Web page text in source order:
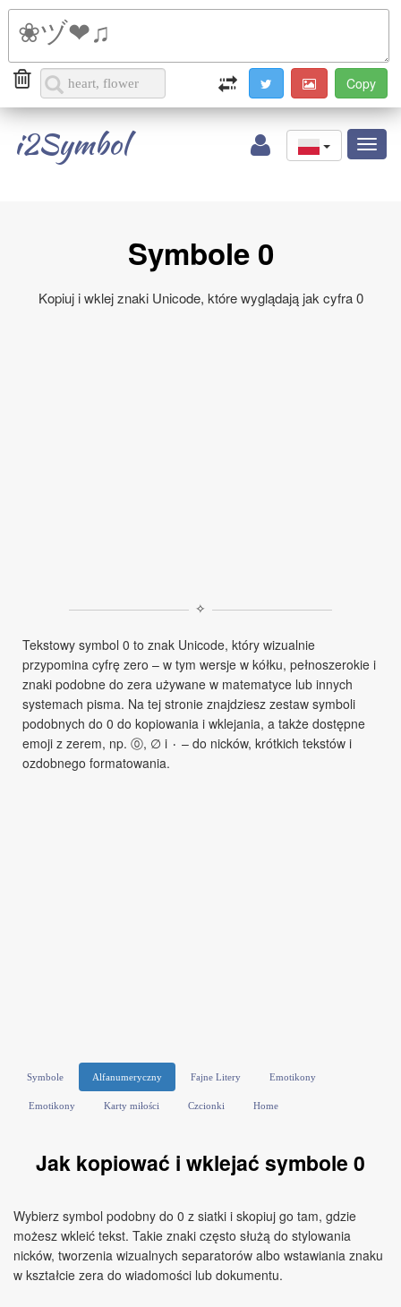
i2Symbol
Symbole 0
Kopiuj i wklej znaki Unicode, które wyglądają jak cyfra 0
✧
Tekstowy symbol 0 to znak Unicode, który wizualnie
przypomina cyfrę zero – w tym wersje w kółku, pełnoszerokie i
znaki podobne do zera używane w matematyce lub innych
systemach pisma. Na tej stronie znajdziesz zestaw symboli
podobnych do 0 do kopiowania i wklejania, a także dostępne
emoji z zerem, np. ⓪, ∅ i ٠ – do nicków, krótkich tekstów i
ozdobnego formatowania.
Symbole Alfanumeryczny Fajne Litery Emotikony
Emotikony Karty miłości Czcionki Home
Jak kopiować i wklejać symbole 0
Wybierz symbol podobny do 0 z siatki i skopiuj go tam, gdzie
możesz wkleić tekst. Takie znaki często służą do stylowania
nicków, tworzenia wizualnych separatorów albo wstawiania znaku
w kształcie zera do wiadomości lub dokumentu.